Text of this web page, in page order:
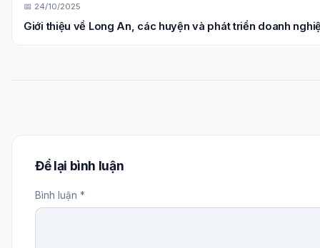
📅 24/10/2025
Giới thiệu về Long An, các huyện và phát triển doanh
Để lại bình luận
Bình luận *